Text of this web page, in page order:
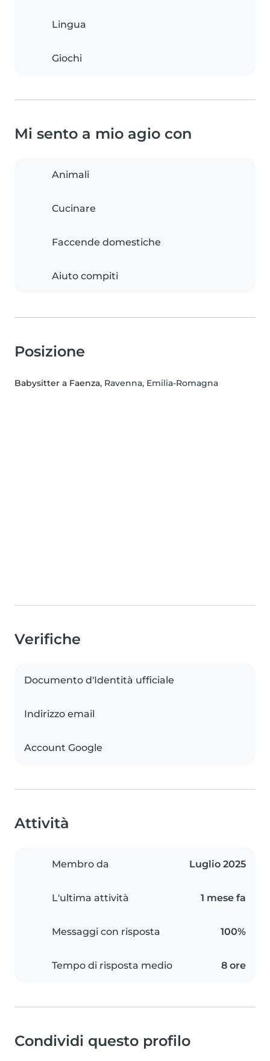
Lingua
Giochi
Mi sento a mio agio con
Animali
Cucinare
Faccende domestiche
Aiuto compiti
Posizione
Babysitter a Faenza, Ravenna, Emilia-Romagna
Verifiche
Documento d'Identità ufficiale
Indirizzo email
Account Google
Attività
Membro da Luglio 2025
L'ultima attività 1 mese fa
Messaggi con risposta 100%
Tempo di risposta medio 8 ore
Condividi questo profilo